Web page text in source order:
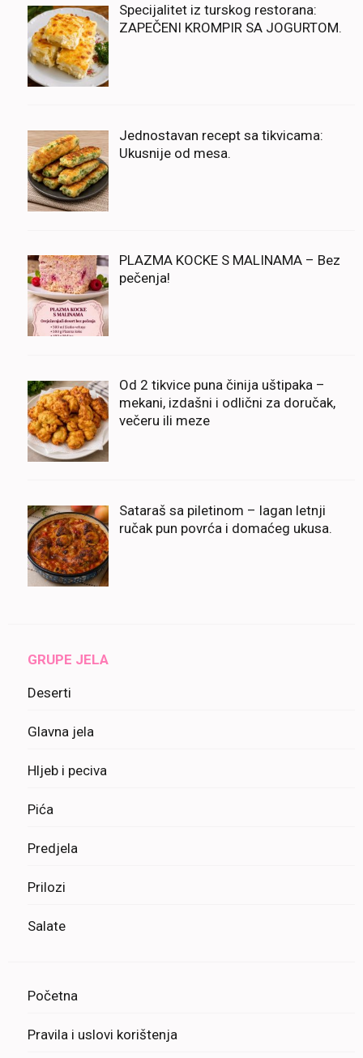
Specijalitet iz turskog restorana:
ZAPEČENI KROMPIR SA JOGURTOM.
Jednostavan recept sa tikvicama:
Ukusnije od mesa.
PLAZMA KOCKE S MALINAMA – Bez
pečenja!
Od 2 tikvice puna činija uštipaka –
mekani, izdašni i odlični za doručak,
večeru ili meze
Sataraš sa piletinom – lagan letnji
ručak pun povrća i domaćeg ukusa.
GRUPE JELA
Deserti
Glavna jela
Hljeb i peciva
Pića
Predjela
Prilozi
Salate
Početna
Pravila i uslovi korištenja